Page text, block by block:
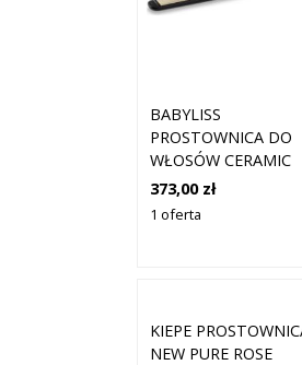
BABYLISS
PROSTOWNICA DO
WŁOSÓW CERAMIC
STRAIGHT 230
ST089E
373,00 zł
1 oferta
KIEPE
NEW PURE ROSE